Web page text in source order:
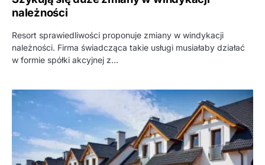
należności
Resort sprawiedliwości proponuje zmiany w windykacji
należności. Firma świadcząca takie usługi musiałaby działać
w formie spółki akcyjnej z…